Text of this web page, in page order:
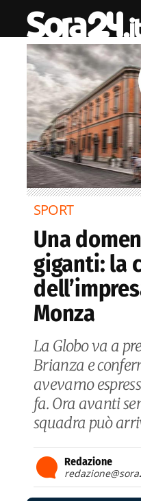
SPORT
Una
giganti: la
Monza
La Globo va a
Brianza e
avevamo
fa. Ora avanti
squadra può
Redazione